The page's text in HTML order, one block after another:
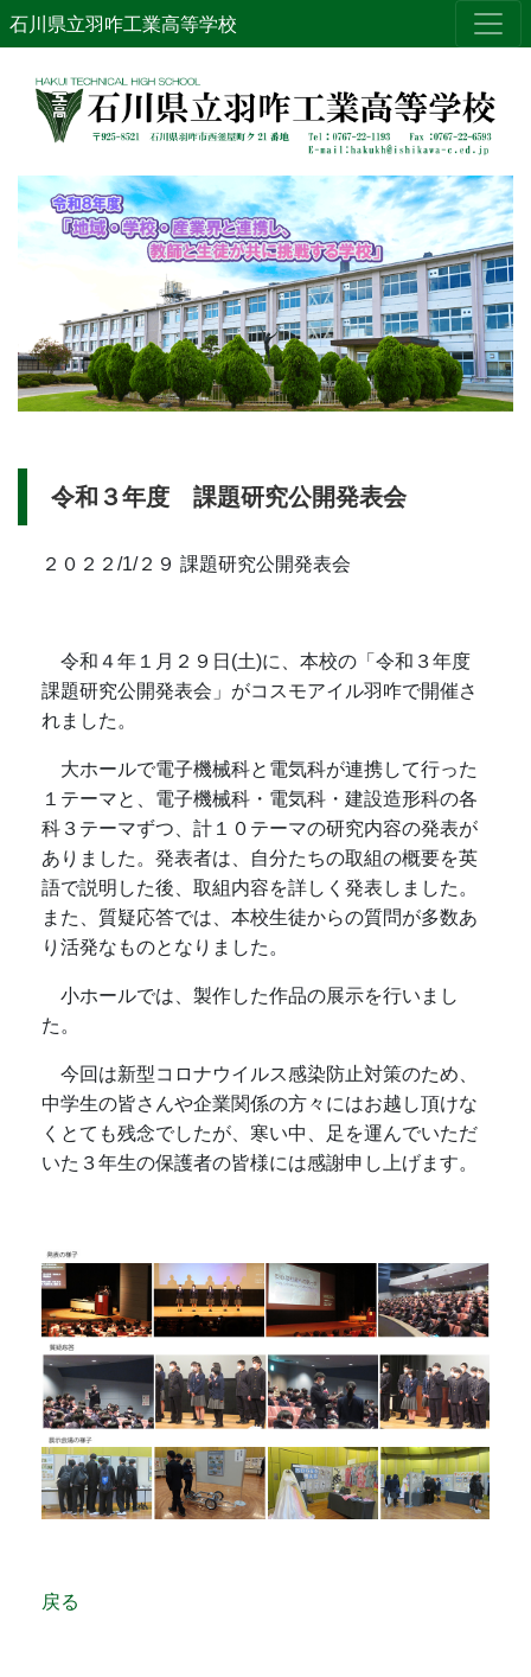
石川県立羽咋工業高等学校
令和３年度 課題研究公開発表会
２０２２/1/２９ 課題研究公開発表会
令和４年１月２９日(土)に、本校の「令和３年度
課題研究公開発表会」がコスモアイル羽咋で開催さ
れました。
大ホールで電子機械科と電気科が連携して行った
１テーマと、電子機械科・電気科・建設造形科の各
科３テーマずつ、計１０テーマの研究内容の発表が
ありました。発表者は、自分たちの取組の概要を英
語で説明した後、取組内容を詳しく発表しました。
また、質疑応答では、本校生徒からの質問が多数あ
り活発なものとなりました。
小ホールでは、製作した作品の展示を行いまし
た。
今回は新型コロナウイルス感染防止対策のため、
中学生の皆さんや企業関係の方々にはお越し頂けな
くとても残念でしたが、寒い中、足を運んでいただ
いた３年生の保護者の皆様には感謝申し上げます。
戻る